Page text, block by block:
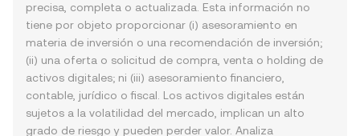
precisa, completa o actualizada. Esta información no
tiene por objeto proporcionar (i) asesoramiento en
materia de inversión o una recomendación de inversión;
(ii) una oferta o solicitud de compra, venta o holding de
activos digitales; ni (iii) asesoramiento financiero,
contable, jurídico o fiscal. Los activos digitales están
sujetos a la volatilidad del mercado, implican un alto
grado de riesgo y pueden perder valor. Analiza